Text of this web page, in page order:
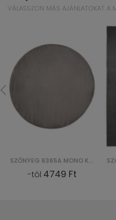
VÁLASSZON MÁS AJÁNLATOKAT A
SZŐNYEG 6365A MONO KOLO GNJ - SZARY
-tól 4749 Ft